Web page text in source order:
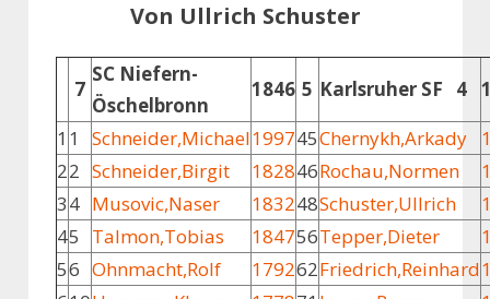
Von Ullrich Schuster
7
SC Niefern-
Öschelbronn
1846 5 Karlsruher SF 4
1 1 Schneider,Michael199745Chernykh,Arkady
22 Schneider,Birgit 182846Rochau,Normen
34 Musovic,Naser 183248Schuster,Ullrich
45 Talmon,Tobias 184756Tepper,Dieter
56 Ohnmacht,Rolf 179262Friedrich,Reinhard